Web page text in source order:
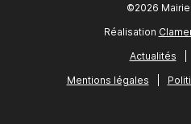
©2026
Réalisation
Actualités
Mentions légales